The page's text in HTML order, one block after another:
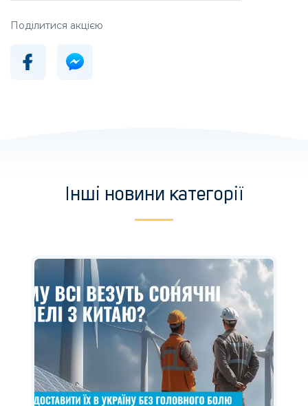
Поділитися акцією
Інші новини категорії